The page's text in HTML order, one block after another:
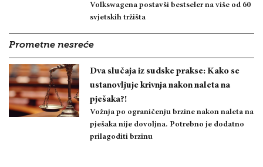
Volkswagena postavši bestseler na više od 60
svjetskih tržišta
Prometne nesreće
Dva slučaja iz sudske prakse: Kako se
ustanovljuje krivnja nakon naleta na
pješaka?!
Vožnja po ograničenju brzine nakon naleta na
pješaka nije dovoljna. Potrebno je dodatno
prilagoditi brzinu